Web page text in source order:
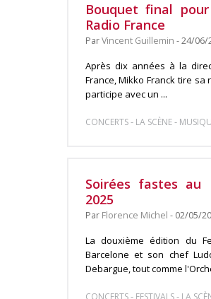
Bouquet final
Radio France
ParVincent Guillemin - 24/06/
Après dix années à la
France, Mikko Franck tire
participe avec un ...
CONCERTS- LA SCÈNE-
Soirées fastes au
2025
Par Florence Michel - 02/05/
La douxième édition du
Barcelone et son chef
Debargue, tout comme
CONCERTS- FESTIVALS- LA